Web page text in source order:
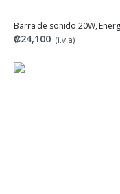
₡24,100 (i.v.a)